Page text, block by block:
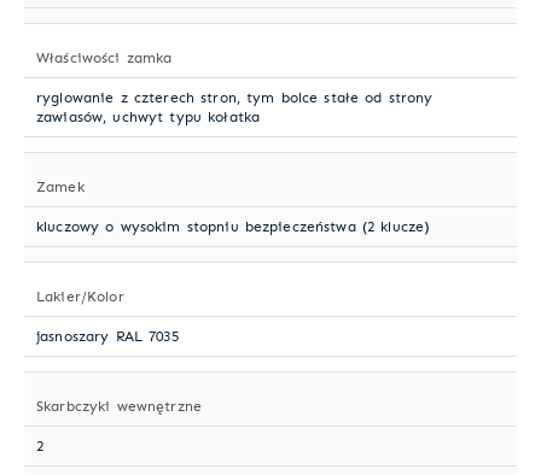
Właściwości zamka
ryglowanie z czterech stron, tym bolce stałe od strony
zawiasów, uchwyt typu kołatka
Zamek
kluczowy o wysokim stopniu bezpieczeństwa (2 klucze)
Lakier/Kolor
jasnoszary RAL 7035
Skarbczyki wewnętrzne
2